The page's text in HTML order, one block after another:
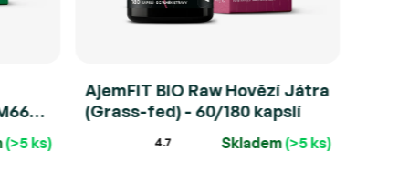
(>5 ks)
AjemFIT BIO Raw Hovězí Játra
(Grass-fed) - 60/180 kapslí
4.7 Skladem(>5 ks)